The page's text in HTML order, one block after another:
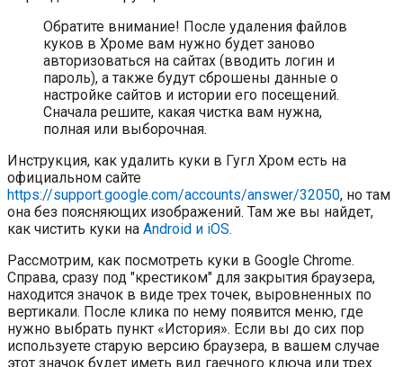
Обратите внимание! После удаления файлов
куков в Хроме вам нужно будет заново
авторизоваться на сайтах (вводить логин и
пароль), а также будут сброшены данные о
настройке сайтов и истории его посещений.
Сначала решите, какая чистка вам нужна,
полная или выборочная.
Инструкция, как удалить куки в Гугл Хром есть на
официальном сайте
https://support.google.com/accounts/answer/32050, но там
она без поясняющих изображений. Там же вы найдет,
как чистить куки на Android и iOS.
Рассмотрим, как посмотреть куки в Google Chrome.
Справа, сразу под "крестиком" для закрытия браузера,
находится значок в виде трех точек, выровненных по
вертикали. После клика по нему появится меню, где
нужно выбрать пункт «История». Если вы до сих пор
используете старую версию браузера, в вашем случае
этот значок будет иметь вид гаечного ключа или трех